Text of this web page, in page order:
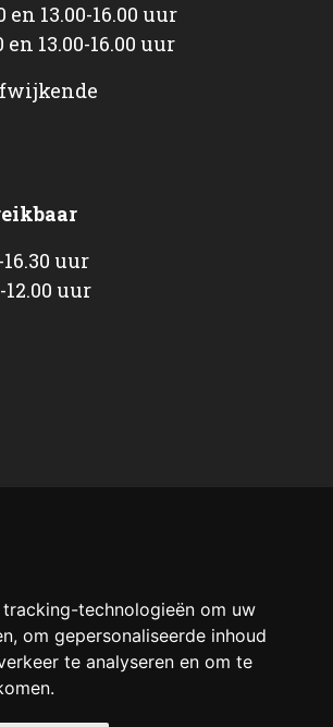
technologieën om uw
om gepersonaliseerde inhoud
te analyseren en om te
en 13.00-16.00 uur
13.00-16.00 uur
uur
uur